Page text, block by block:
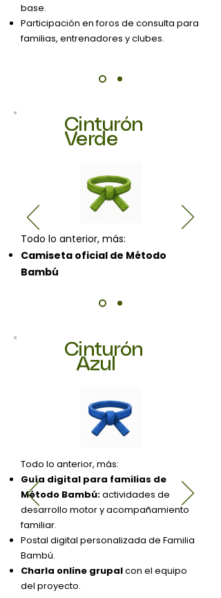
base.
Participación en foros de consulta para
familias, entrenadores y clubes.
Cinturón
Verde
Todo lo anterior, más:
Camiseta oficial de Método
Bambú
Cinturón
Azul
Todo lo anterior, más:
Guía digital para familias de
Método Bambú:actividades de
desarrollo motor y acompañamiento
familiar.
Postal digital personalizada de Familia
Bambú.
Charla online grupalcon el equipo
del proyecto.